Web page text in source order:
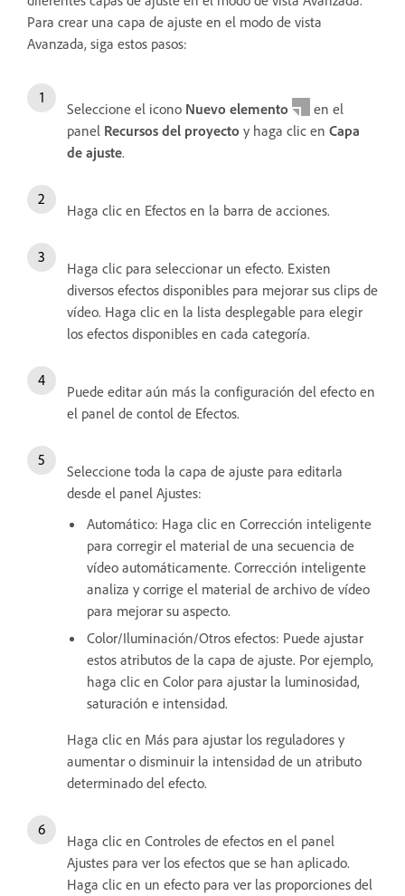
Para crear una capa de ajuste en el modo de vista
Avanzada, siga estos pasos:
Seleccione el icono Nuevo elemento
en el
panel Recursos del proyecto y haga clic en Capa
de ajuste.
Haga clic en Efectos en la barra de acciones.
Haga clic para seleccionar un efecto. Existen
diversos efectos disponibles para mejorar sus clips de
vídeo. Haga clic en la lista desplegable para elegir
los efectos disponibles en cada categoría.
Puede editar aún más la configuración del efecto en
el panel de contol de Efectos.
Seleccione toda la capa de ajuste para editarla
desde el panel Ajustes:
Automático: Haga clic en Corrección inteligente
para corregir el material de una secuencia de
vídeo automáticamente. Corrección inteligente
analiza y corrige el material de archivo de vídeo
para mejorar su aspecto.
Color/Iluminación/Otros efectos: Puede ajustar
estos atributos de la capa de ajuste. Por ejemplo,
haga clic en Color para ajustar la luminosidad,
saturación e intensidad.
Haga clic en Más para ajustar los reguladores y
aumentar o disminuir la intensidad de un atributo
determinado del efecto.
Haga clic en Controles de efectos en el panel
Ajustes para ver los efectos que se han aplicado.
Haga clic en un efecto para ver las proporciones del